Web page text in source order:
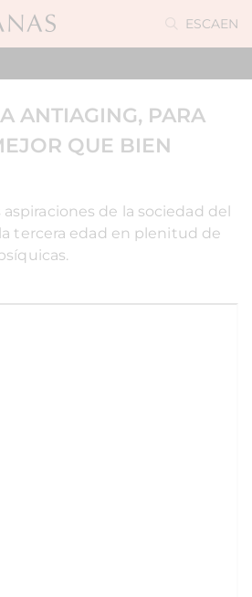
ESCAEN
ANTIAGING, PARA
QUE BIEN
de la sociedad del
tercera edad en plenitud de